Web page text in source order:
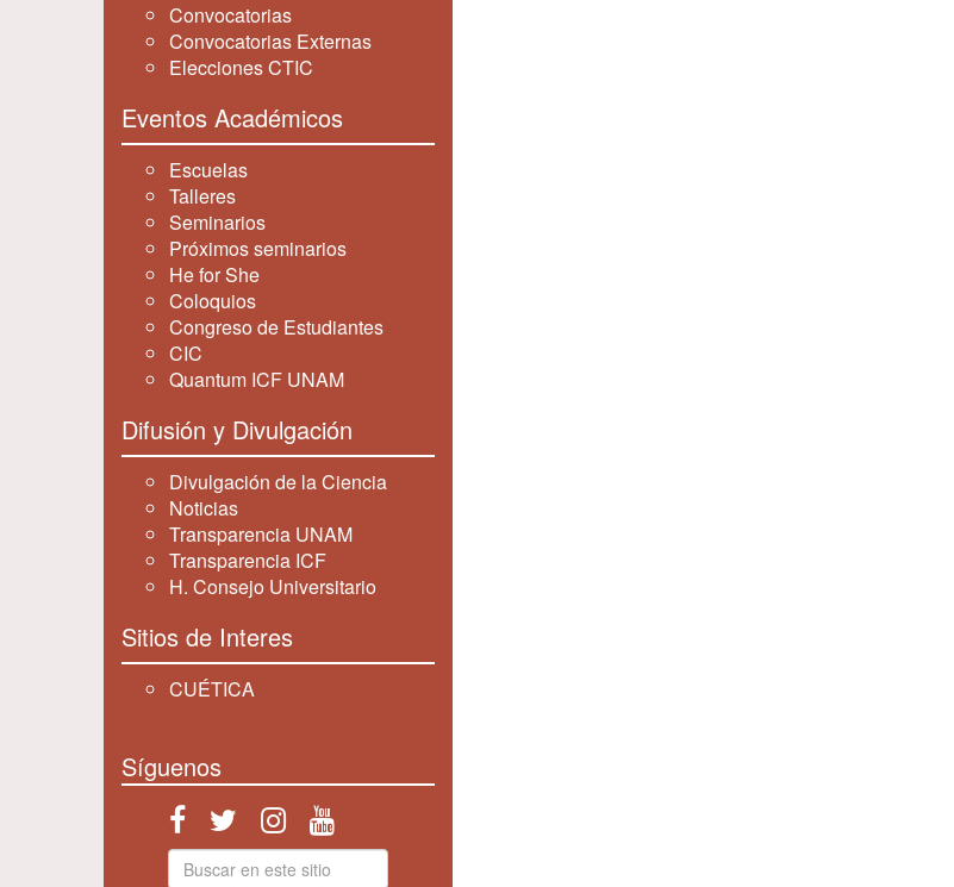
Convocatorias
Convocatorias Externas
Elecciones CTIC
Eventos Académicos
Escuelas
Talleres
Seminarios
Próximos seminarios
He for She
Coloquios
Congreso de Estudiantes
CIC
Quantum ICF UNAM
Difusión y Divulgación
Divulgación de la Ciencia
Noticias
Transparencia UNAM
Transparencia ICF
H. Consejo Universitario
Sitios de Interes
CUÉTICA
Síguenos